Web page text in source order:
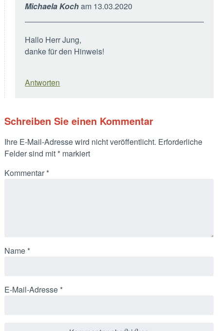
Michaela Kocham 13.03.2020
Hallo Herr Jung,
danke für den Hinweis!
Antworten
Schreiben Sie einen Kommentar
Ihre E-Mail-Adresse wird nicht veröffentlicht. Erforderliche
Felder sind mit *markiert
Kommentar *
Name *
E-Mail-Adresse *